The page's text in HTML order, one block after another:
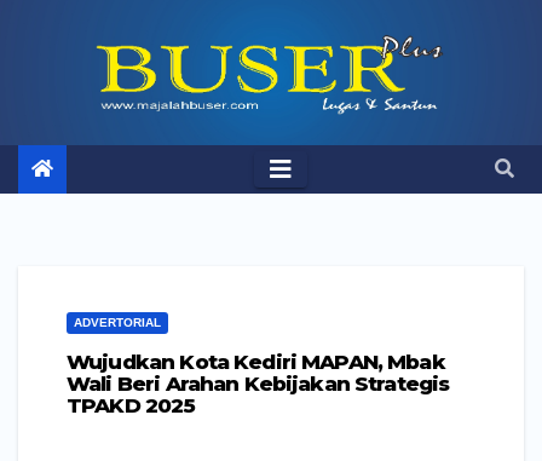
ADVERTORIAL
Wujudkan Kota Kediri MAPAN, Mbak
Wali Beri Arahan Kebijakan Strategis
TPAKD 2025